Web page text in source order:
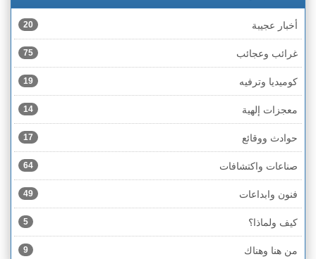
أخبار عجيبة 20
غرائب وعجائب 75
كوميديا وترفيه 19
معجزات إلهية 14
حوادث ووقائع 17
صناعات واكتشافات 64
فنون وابداعات 49
كيف ولماذا؟ 5
من هنا وهناك 9